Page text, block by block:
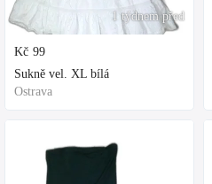
1 týdnem před
Kč 99
Sukně vel. XL bílá
Ostrava